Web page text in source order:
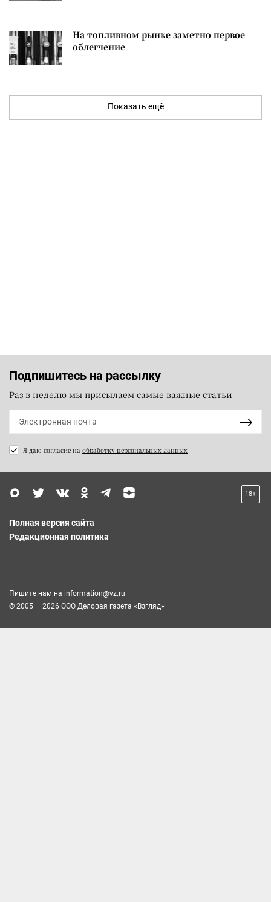
На топливном рынке заметно первое
облегчение
Показать ещё
Подпишитесь на рассылку
Раз в неделю мы присылаем самые важные статьи
Я даю согласие на обработку персональных данных
18+
Полная версия сайта
Редакционная политика
Пишите нам на information@vz.ru
© 2005 — 2026 ООО Деловая газета «Взгляд»